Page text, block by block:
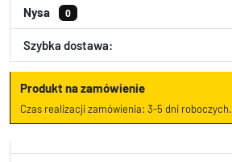
Nysa 0
Szybka dostawa:
Produkt na zamówienie
Czas realizacji zamówienia: 3-5 dni roboczych.